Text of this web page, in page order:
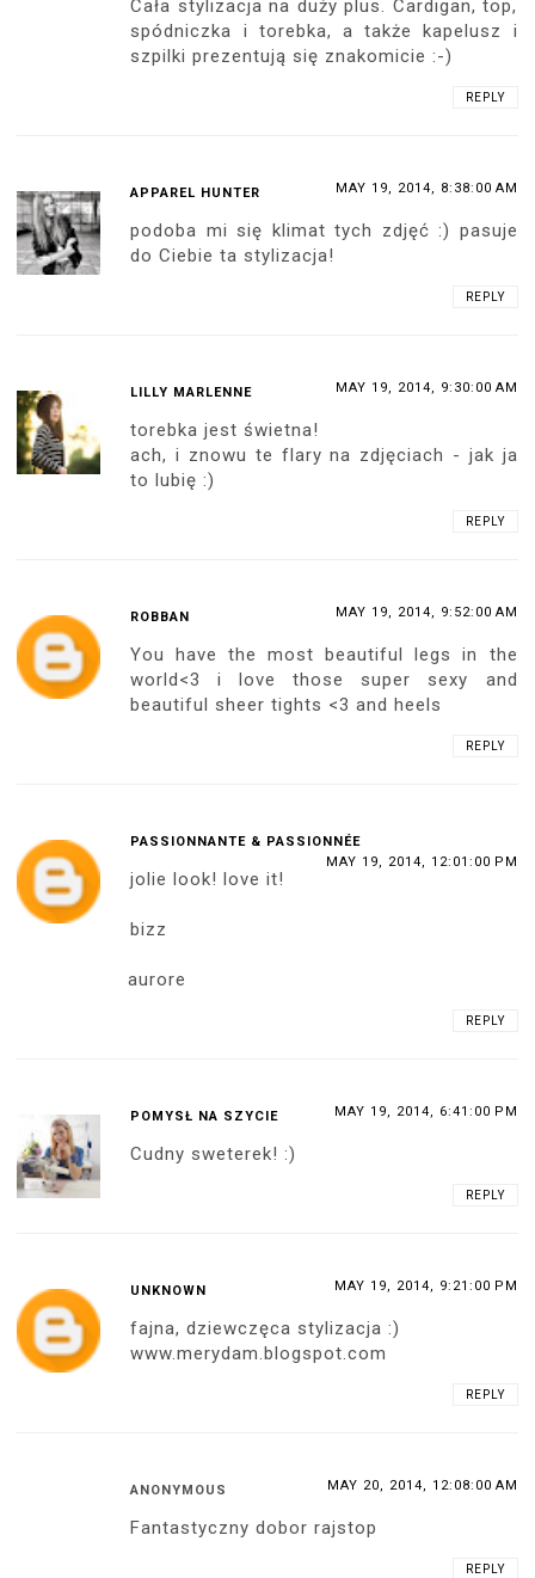
Cała stylizacja na duży plus. Cardigan, top,
spódniczka i torebka, a także kapelusz i
szpilki prezentują się znakomicie :-)
REPLY
APPAREL HUNTER MAY 19, 2014, 8:38:00 AM
podoba mi się klimat tych zdjęć :) pasuje
do Ciebie ta stylizacja!
REPLY
LILLY MARLENNE MAY 19, 2014, 9:30:00 AM
torebka jest świetna!
ach, i znowu te flary na zdjęciach - jak ja
to lubię :)
REPLY
ROBBAN MAY 19, 2014, 9:52:00 AM
You have the most beautiful legs in the
world<3 i love those super sexy and
beautiful sheer tights <3 and heels
REPLY
PASSIONNANTE & PASSIONNÉE
MAY 19, 2014, 12:01:00 PM
jolie look! love it!
bizz
aurore
REPLY
POMYSŁ NA SZYCIE MAY 19, 2014, 6:41:00 PM
Cudny sweterek! :)
REPLY
UNKNOWN MAY 19, 2014, 9:21:00 PM
fajna, dziewczęca stylizacja :)
www.merydam.blogspot.com
REPLY
ANONYMOUS MAY 20, 2014, 12:08:00 AM
Fantastyczny dobor rajstop
REPLY